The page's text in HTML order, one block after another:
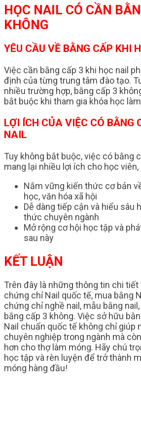
HỌC NAIL CÓ CẦN
KHÔNG
YÊU CẦU VỀ BẰNG CẤP KHI
Việc cần bằng cấp 3 khi học nail
định của từng trung tâm đào tạo.
nhiều trường hợp, bằng cấp 3
bắt buộc khi tham gia khóa học
LỢI ÍCH CỦA VIỆC CÓ BẰNG
NAIL
Tuy không bắt buộc, việc có bằng
mang lại nhiều lợi ích cho học viên,
Nắm vững kiến thức cơ bản
học, văn hóa xã hội
Dễ dàng tiếp cận và hiểu sâu
thức chuyên ngành
Mở rộng cơ hội học tập và
sau này
KẾT LUẬN
Trên đây là những thông tin chi tiết
chứng chỉ Nail quốc tế, mua bằng
chứng chỉ nghề nail, mẫu bằng
bằng cấp 3 không. Việc sở hữu
Nail chuẩn quốc tế không chỉ giúp
chuyên nghiệp trong ngành mà
hơn cho thợ làm móng. Hãy chú
học tập và rèn luyện để trở thành
móng hàng đầu!